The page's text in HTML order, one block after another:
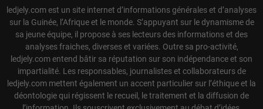
ledjely.com est un site internet d’informations générales et d’analyses
sur la Guinée, l’Afrique et le monde. S’appuyant sur le dynamisme de
sa jeune équipe, il propose à ses lecteurs des informations et des
analyses fraiches, diverses et variées. Outre sa pro-activité,
ledjely.com entend bâtir sa réputation sur son indépendance et son
impartialité. Les responsables, journalistes et collaborateurs de
ledjely.com mettent également un accent particulier sur l’éthique et la
déontologie qui régissent le recueil, le traitement et la diffusion de